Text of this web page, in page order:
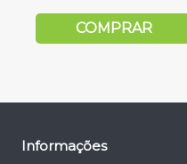
COMPRAR
Informações